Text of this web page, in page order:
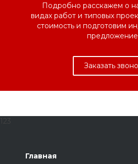
Подробно расскажем о
видах работ и типовых
стоимость и подготовим
Заказать
123
Главная